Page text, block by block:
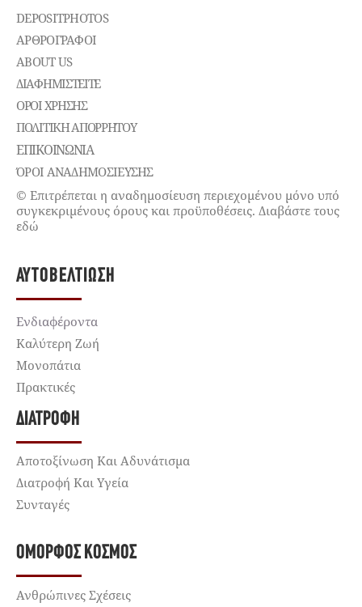
DEPOSITPHOTOS
ΑΡΘΡΟΓΡΑΦΟΙ
ABOUT US
ΔΙΑΦΗΜΙΣΤΕΊΤΕ
ΌΡΟΙ ΧΡΉΣΗΣ
ΠΟΛΙΤΙΚΉ ΑΠΟΡΡΉΤΟΥ
ΕΠΙΚΟΙΝΩΝΊΑ
ΌΡΟΙ ΑΝΑΔΗΜΟΣΙΕΥΣΗΣ
© Επιτρέπεται η αναδημοσίευση περιεχομένου μόνο υπό
συγκεκριμένους όρους και προϋποθέσεις. Διαβάστε τους
εδώ
ΑΥΤΟΒΕΛΤΊΩΣΗ
Ενδιαφέροντα
Καλύτερη Ζωή
Μονοπάτια
Πρακτικές
ΔΙΑΤΡΟΦΉ
Αποτοξίνωση Και Αδυνάτισμα
Διατροφή Και Υγεία
Συνταγές
ΌΜΟΡΦΟΣ ΚΌΣΜΟΣ
Ανθρώπινες Σχέσεις